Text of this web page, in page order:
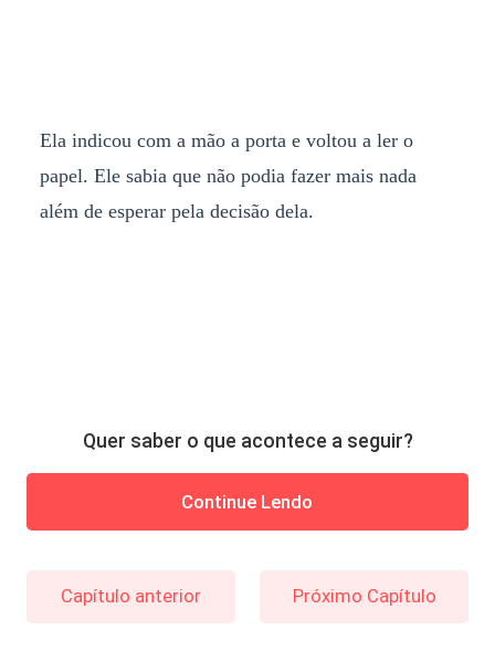
Ela indicou com a mão a porta e voltou a ler o
papel. Ele sabia que não podia fazer mais nada
além de esperar pela decisão dela.
Quer saber o que acontece a seguir?
Continue Lendo
Capítulo anterior Próximo Capítulo